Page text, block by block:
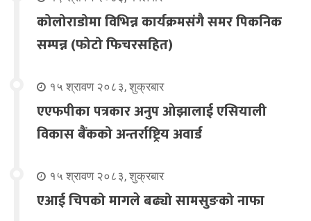
कोलोराडोमा विभिन्न कार्यक्रमसंगै समर पिकनिक
सम्पन्न (फोटो फिचरसहित)
१५ श्रावण २०८३, शुक्रबार
एएफपीका पत्रकार अनुप ओझालाई एसियाली
विकास बैंकको अन्तर्राष्ट्रिय अवार्ड
१५ श्रावण २०८३, शुक्रबार
एआई चिपको मागले बढ्यो सामसुङको नाफा